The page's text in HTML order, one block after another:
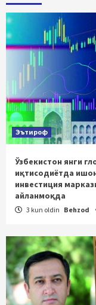
Эътироф
Ўзбекистон янги
иқтисодиётда
инвестиция
айланмоқда
3 kun oldin Behzod